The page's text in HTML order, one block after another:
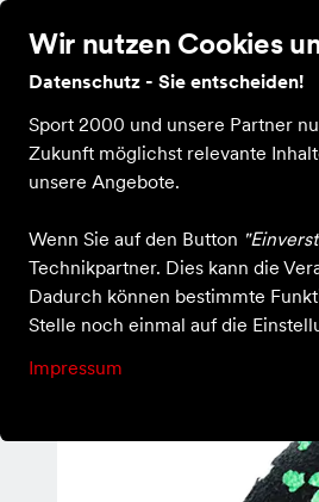
Wir nutzen Cookies
Datenschutz - Sie entscheiden!
Sport 2000 und unsere Partner
Zukunft möglichst relevante
unsere Angebote.
Wenn Sie auf den Button
Technikpartner. Dies kann die
Dadurch können bestimmte
Stelle noch einmal auf die
Impressum